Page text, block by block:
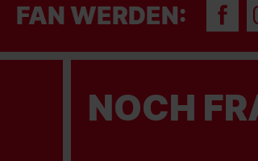
FAN WERDEN:
NOCH